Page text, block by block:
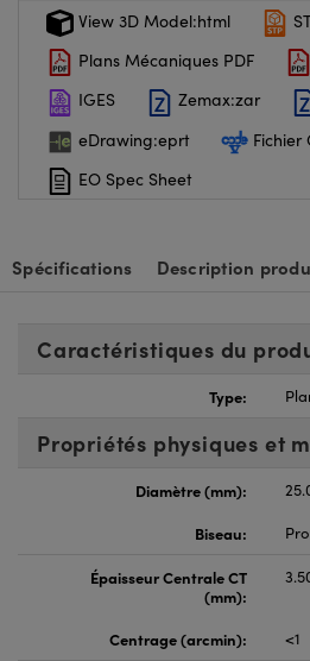
View 3D Model:html
Plans Mécaniques PDF
IGES
Zemax:zar
eDrawing:eprt
Fichier
EO Spec Sheet
Spécifications Description
Caractéristiques du
Type:
Propriétés physiques et
Diamètre (mm):
Biseau:
Épaisseur Centrale CT
(mm):
Centrage (arcmin): <1